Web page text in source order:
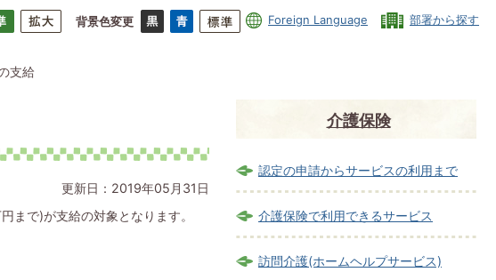
背景色変更 Foreign Language 部署から探す
支給
更新日：2019年05月31日
まで)が支給の対象となります。
介護保険
認定の申請からサービスの利用まで
介護保険で利用できるサービス
訪問介護(ホームヘルプサービス)